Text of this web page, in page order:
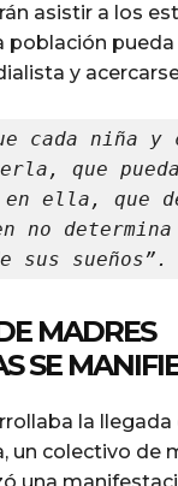
asistir a los
población
y
cada niña y
que
ella, que
no determina
sus sueños”.
MADRES
SE
la
un colectivo de